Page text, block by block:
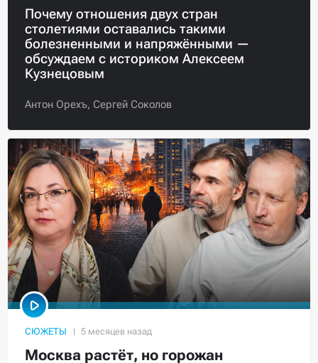
Почему отношения двух стран
столетиями оставались такими
болезненными и напряжёнными —
обсуждаем с историком Алексеем
Кузнецовым
Антон Орехъ, Сергей Соколов
СЮЖЕТЫ
Москва растёт, но горожан